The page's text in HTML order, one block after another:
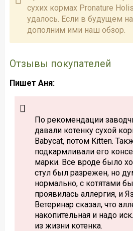
сухих кормах Pronature
удалось. Если в будущем
дополним ими наш обзор.
Отзывы покупателей
Пишет Аня:
По рекомендации
давали котенку сухой
Babycat, потом Kitten.
подкармливали его
марки. Все вроде было
стул был разрежен, но
нормально, с котятами
проявилась аллергия, и
Ветеринар сказал, что
накопительная и надо
из жизни котенка.